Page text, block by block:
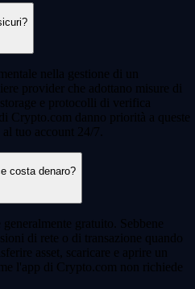
nella gestione di un
provider che adottano misure di
e protocolli di verifica
Crypto.com danno priorità a queste
tuo account 24/7.
costa denaro?
gratuito. Sebbene
di rete o di transazione quando
asset, scaricare e aprire un
l'app di Crypto.com non richiede